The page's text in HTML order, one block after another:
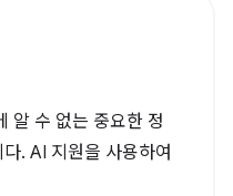
알 수 없는 중요한 정
. AI 지원을 사용하여